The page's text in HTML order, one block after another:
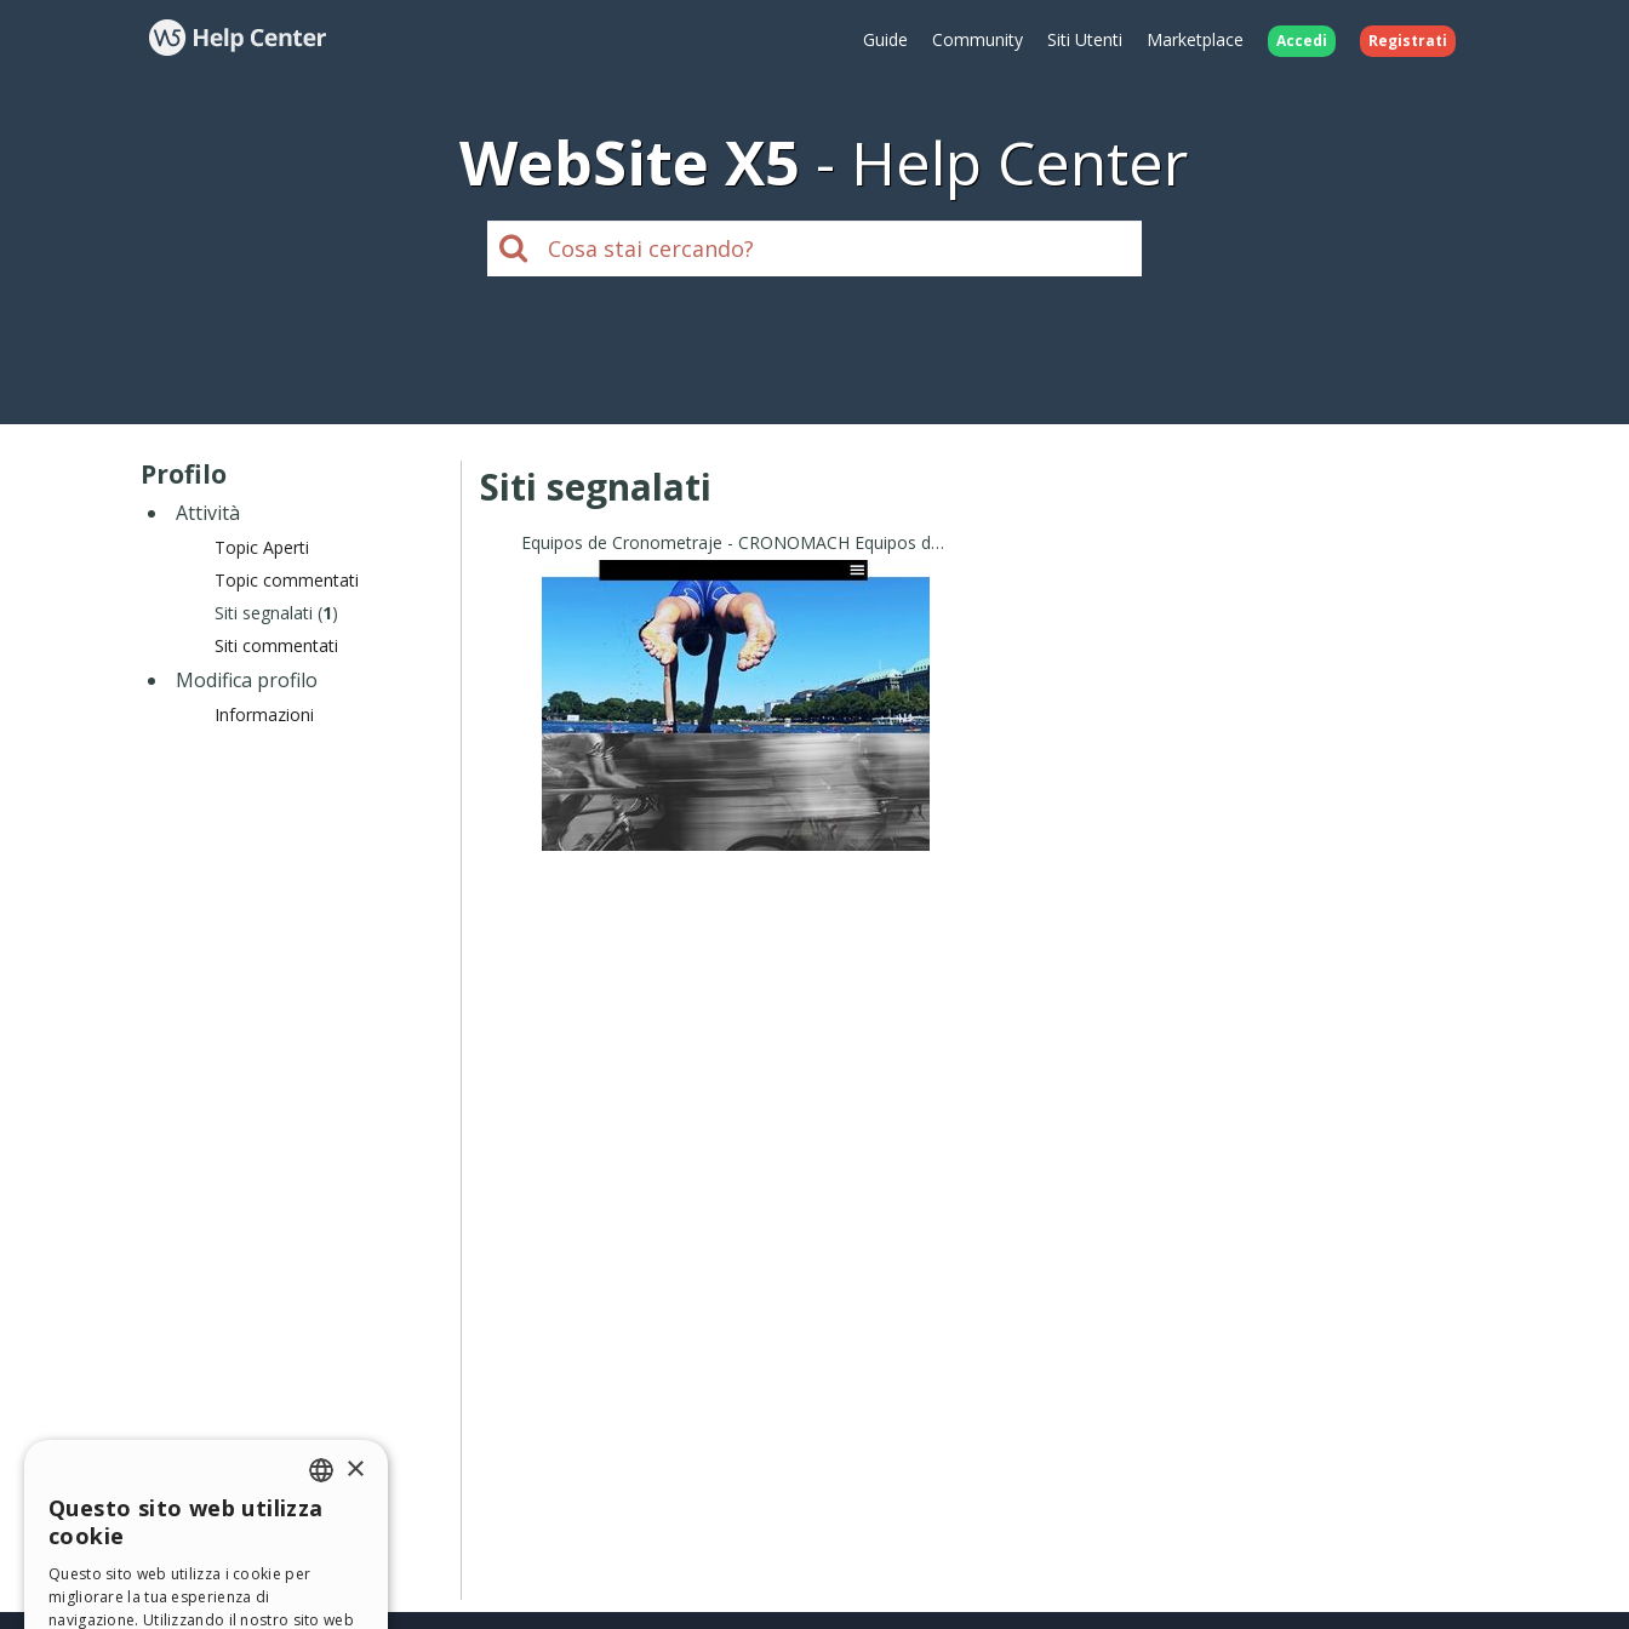
Guide Community Siti Utenti Marketplace Accedi Registrati
WebSite X5 Help Center
Profilo
Attività
Topic Aperti
Topic commentati
Siti segnalati (1)
Siti commentati
Modifica profilo
Informazioni
Siti segnalati
Equipos de Cronometraje - CRONOMACH Equipos de Cronometraje
ENGLISH
×
Questo sito web utilizza
cookie
Questo sito web utilizza i cookie per
migliorare la tua esperienza di
navigazione. Utilizzando il nostro sito web